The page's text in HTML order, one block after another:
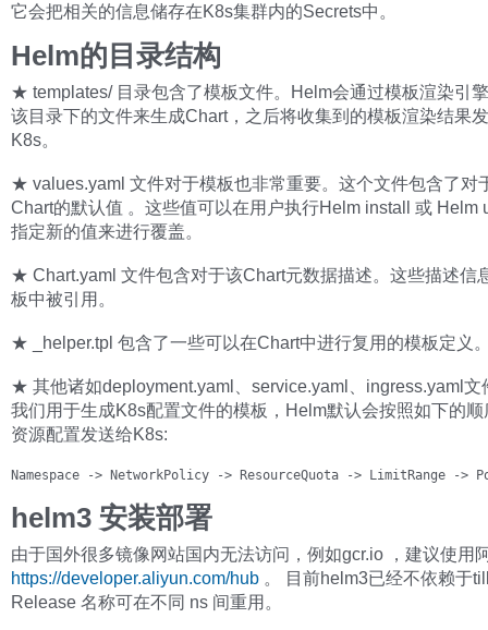
它会把相关的信息储存在K8s集群内的Secrets中。
Helm的目录结构
★ templates/ 目录包含了模板文件。Helm会通过模板渲染引
该目录下的文件来生成Chart，之后将收集到的模板渲染结果
K8s。
★ values.yaml 文件对于模板也非常重要。这个文件包含了对
Chart的默认值 。这些值可以在用户执行Helm install 或 Helm
指定新的值来进行覆盖。
★ Chart.yaml 文件包含对于该Chart元数据描述。这些描述信
板中被引用。
★ _helper.tpl 包含了一些可以在Chart中进行复用的模板定义
★ 其他诸如deployment.yaml、service.yaml、ingress.yaml文
我们用于生成K8s配置文件的模板，Helm默认会按照如下的
资源配置发送给K8s:
Namespace -> NetworkPolicy -> ResourceQuota ->
helm3 安装部署
由于国外很多镜像网站国内无法访问，例如gcr.io ，建议使用
https://developer.aliyun.com/hub 。 目前helm3已经不依赖于
Release 名称可在不同 ns 间重用。